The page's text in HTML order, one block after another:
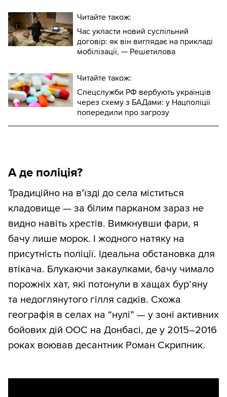
Читайте також:
Час укласти новий суспільний
договір: як він виглядає на прикладі
мобілізації, — Решетилова
Читайте також:
Спецслужби РФ вербують українців
через схему з БАДами: у Нацполіції
попередили про загрозу
А де поліція?
Традиційно на в’їзді до села міститься
кладовище — за білим парканом зараз не
видно навіть хрестів. Вимкнувши фари, я
бачу лише морок. І жодного натяку на
присутність поліції. Ідеальна обстановка для
втікача. Блукаючи закаулками, бачу чимало
порожніх хат, які потонули в хащах бур’яну
та недоглянутого гілля садків. Схожа
географія в селах на “нулі” — у зоні активних
бойових дій ООС на Донбасі, де у 2015–2016
роках воював десантник Роман Скрипник.